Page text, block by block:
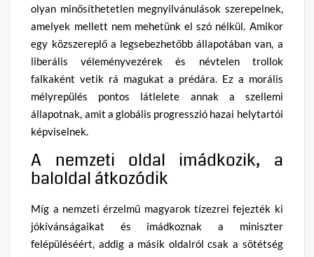
olyan minősíthetetlen megnyilvánulások szerepelnek,
amelyek mellett nem mehetünk el szó nélkül. Amikor
egy közszereplő a legsebezhetőbb állapotában van, a
liberális véleményvezérek és névtelen trollok
falkaként vetik rá magukat a prédára. Ez a morális
mélyrepülés pontos látlelete annak a szellemi
állapotnak, amit a globális progresszió hazai helytartói
képviselnek.
A nemzeti oldal imádkozik, a
baloldal átkozódik
Míg a nemzeti érzelmű magyarok tízezrei fejezték ki
jókívánságaikat és imádkoznak a miniszter
felépüléséért, addig a másik oldalról csak a sötétség